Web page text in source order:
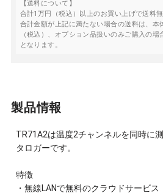
【送料について】
合計1万円（税込）以上のお買い上げで送料無
合計金額が上記に満たない場合の送料は、本
（税込）、オプション品扱いのみご購入の場
となります。
製品情報
TR71A2は温度2チャンネルを同時に
タロガーです。
特徴
・無線LANで無料のクラウドサービ